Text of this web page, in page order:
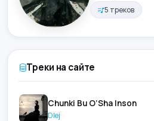
5 треков
Треки на сайте
Chunki Bu O‘Sha Inson
Dlej